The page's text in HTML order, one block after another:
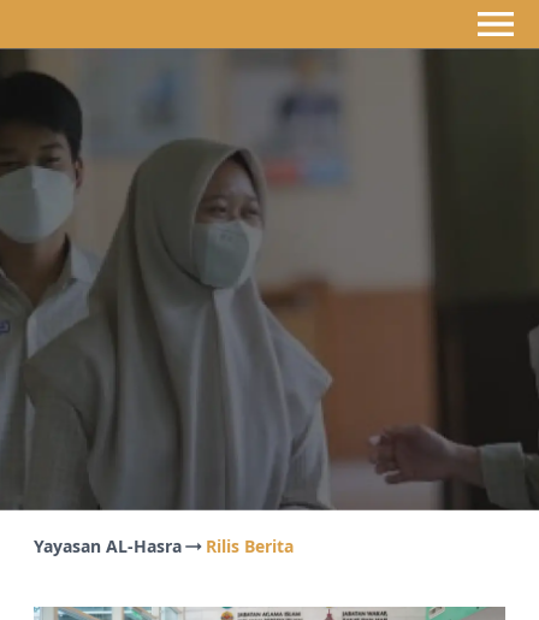
Yayasan AL-Hasra Rilis Berita